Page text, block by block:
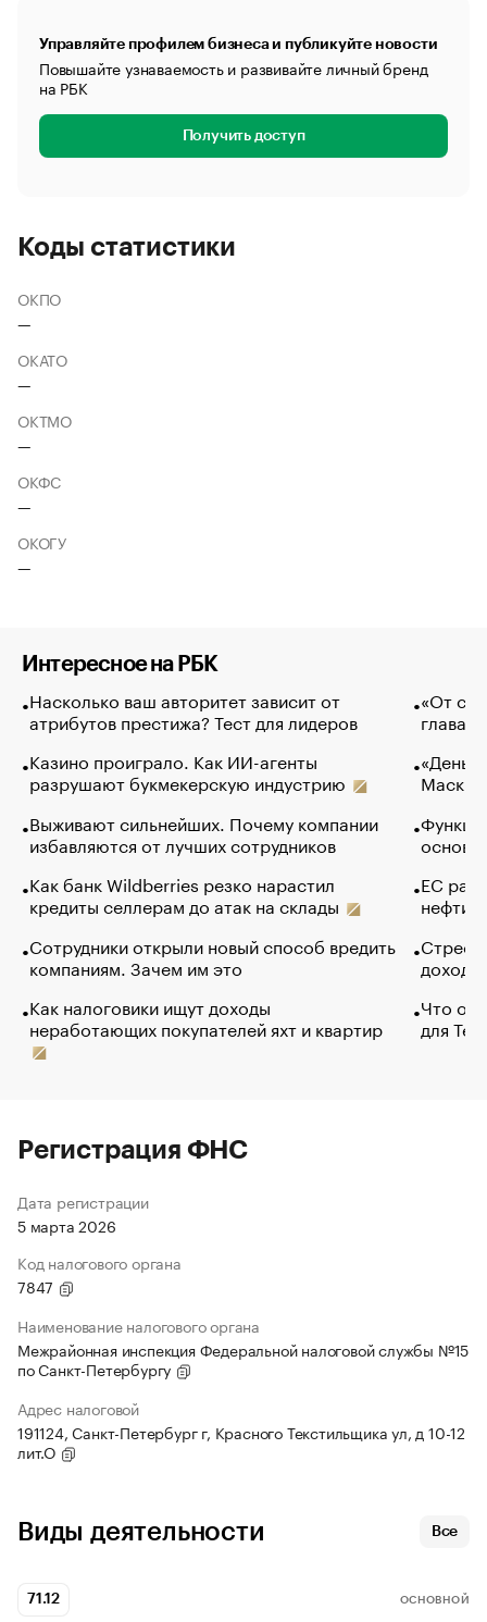
Управляйте профилем бизнеса и публикуйте новости
Повышайте узнаваемость и развивайте личный бренд
на РБК
Получить доступ
Коды статистики
ОКПО
—
ОКАТО
—
ОКТМО
—
ОКФС
—
ОКОГУ
—
Интересное на РБК
Насколько ваш авторитет зависит от
атрибутов престижа? Тест для лидеров
Казино проиграло. Как ИИ-агенты
разрушают букмекерскую индустрию
Выживают сильнейших. Почему компании
избавляются от лучших сотрудников
Как банк Wildberries резко нарастил
кредиты селлерам до атак на склады
Сотрудники открыли новый способ вредить
компаниям. Зачем им это
Как налоговики ищут доходы
неработающих покупателей яхт и квартир
«От
глава
Маск в
основ
ЕС
нефти
Что
для
Регистрация ФНС
Дата регистрации
5 марта 2026
Код налогового органа
7847
Наименование налогового органа
Межрайонная инспекция Федеральной налоговой службы №15
по Санкт-Петербургу
Адрес налоговой
191124, Санкт-Петербург г, Красного Текстильщика ул, д 10-12
лит.О
Виды деятельности Все
71.12 ОСНОВНОЙ